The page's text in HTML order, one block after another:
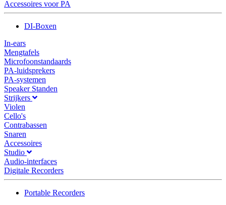
Accessoires voor PA
DI-Boxen
In-ears
Mengtafels
Microfoonstandaards
PA-luidsprekers
PA-systemen
Speaker Standen
Strijkers
Violen
Cello's
Contrabassen
Snaren
Accessoires
Studio
Audio-interfaces
Digitale Recorders
Portable Recorders